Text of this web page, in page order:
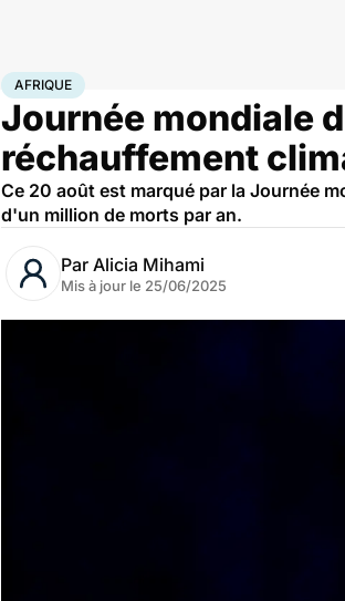
AccueilSantéSociété
AFRIQUE
Journée mondiale
réchauffement
Ce 20 août est marqué par la Journée
d'un million de morts par an.
Par Alicia Mihami
Mis à jour le 25/06/2025